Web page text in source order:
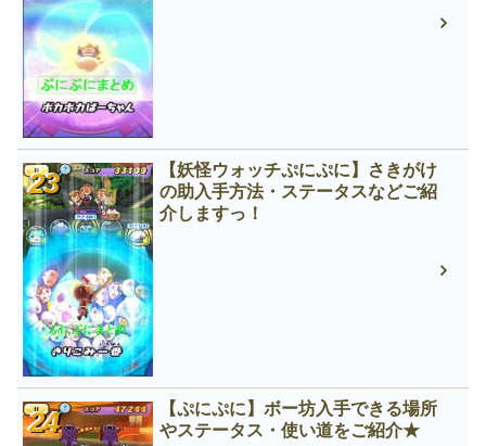
【妖怪ウォッチぷにぷに】さきがけ
の助入手方法・ステータスなどご紹
介しますっ！
【ぷにぷに】ボー坊入手できる場所
やステータス・使い道をご紹介★